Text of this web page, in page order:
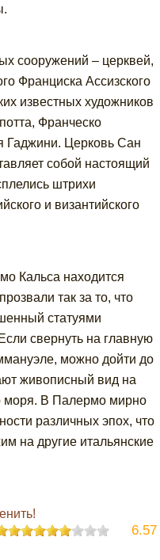
сооружений – церквей,
Франциска Ассизского
известных художников
Франческо
Гаджини. Церковь Сан
собой настоящий
штрихи
и византийского
Кальса находится
так за то, что
статуями
свернуть на главную
можно дойти до
живописный вид на
моря. В Палермо мирно
различных эпох, что
на другие итальянские
6.57